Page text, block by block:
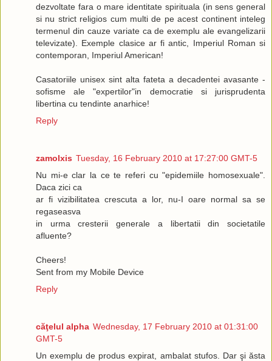
dezvoltate fara o mare identitate spirituala (in sens general
si nu strict religios cum multi de pe acest continent inteleg
termenul din cauze variate ca de exemplu ale evangelizarii
televizate). Exemple clasice ar fi antic, Imperiul Roman si
contemporan, Imperiul American!
Casatoriile unisex sint alta fateta a decadentei avasante -
sofisme ale "expertilor"in democratie si jurisprudenta
libertina cu tendinte anarhice!
Reply
zamolxis Tuesday, 16 February 2010 at 17:27:00 GMT-5
Nu mi-e clar la ce te referi cu "epidemiile homosexuale".
Daca zici ca
ar fi vizibilitatea crescuta a lor, nu-I oare normal sa se
regaseasva
in urma cresterii generale a libertatii din societatile
afluente?
Cheers!
Sent from my Mobile Device
Reply
căţelul alpha Wednesday, 17 February 2010 at 01:31:00
GMT-5
Un exemplu de produs expirat, ambalat stufos. Dar şi ăsta